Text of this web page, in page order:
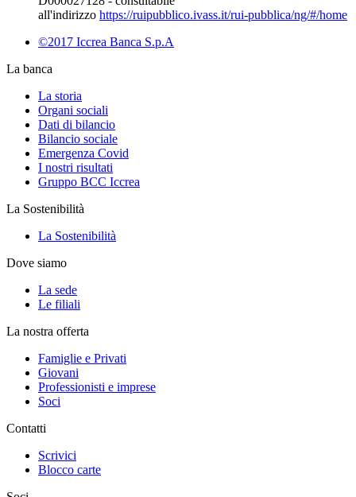
all'indirizzo https://ruipubblico.ivass.it/rui-pubblica/ng/#/home
©2017 Iccrea Banca S.p.A
La banca
La storia
Organi sociali
Dati di bilancio
Bilancio sociale
Emergenza Covid
I nostri risultati
Gruppo BCC Iccrea
La Sostenibilità
La Sostenibilità
Dove siamo
La sede
Le filiali
La nostra offerta
Famiglie e Privati
Giovani
Professionisti e imprese
Soci
Contatti
Scrivici
Blocco carte